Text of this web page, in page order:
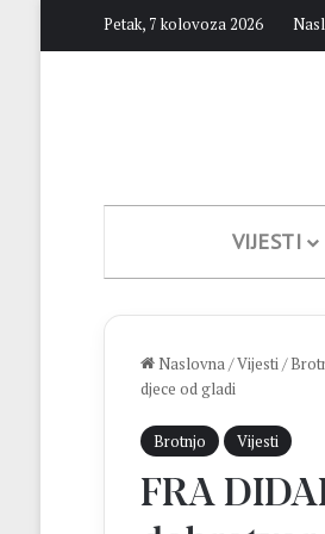
Petak, 7 kolovoza 2026
VIJESTI
Naslovna/Vijesti/
djece od gladi
Brotnjo Vijesti
FRA